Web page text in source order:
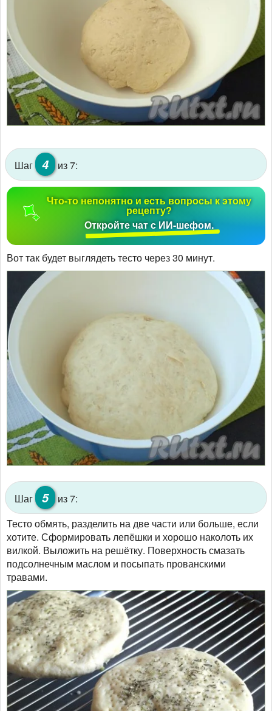
Шаг 4 из 7:
Что-то непонятно и есть вопросы к этому
рецепту?
Откройте чат с ИИ-шефом.
Вот так будет выглядеть тесто через 30 минут.
Шаг 5
из 7:
Тесто обмять, разделить на две части или больше, если
хотите. Сформировать лепёшки и хорошо наколоть их
вилкой. Выложить на решётку. Поверхность смазать
подсолнечным маслом и посыпать прованскими
травами.